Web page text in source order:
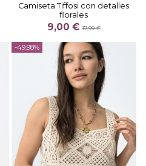
Camiseta Tiffosi con detalles
florales
9,00 € 17,99 €
-49,98%